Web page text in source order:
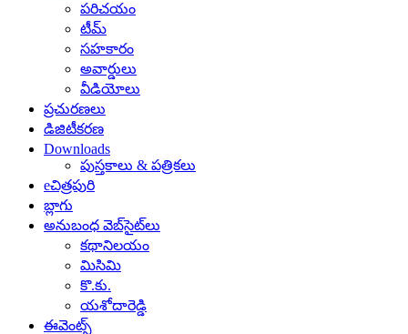
పరిచయం
టీమ్
సహకారం
అవార్డులు
వీడియోలు
ప్రచురణలు
డిజిటీకరణ
Downloads
పుస్తకాలు & పత్రికలు
eచిత్రపురి
బ్లాగు
అనుబంధ వెబ్‌సైట్‌లు
కథానిలయం
మిసిమి
కొ.కు.
యశోదారెడ్డి
ఈవెంట్స్